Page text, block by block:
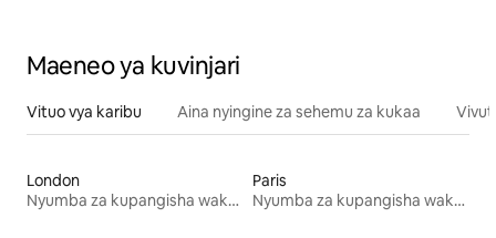
Maeneo ya kuvinjari
Vituo vya karibu Aina nyingine za sehemu za kukaa
London
Nyumba za kupangisha wakati wa likizo
Paris
Nyumba za kupangisha wakati wa likizo